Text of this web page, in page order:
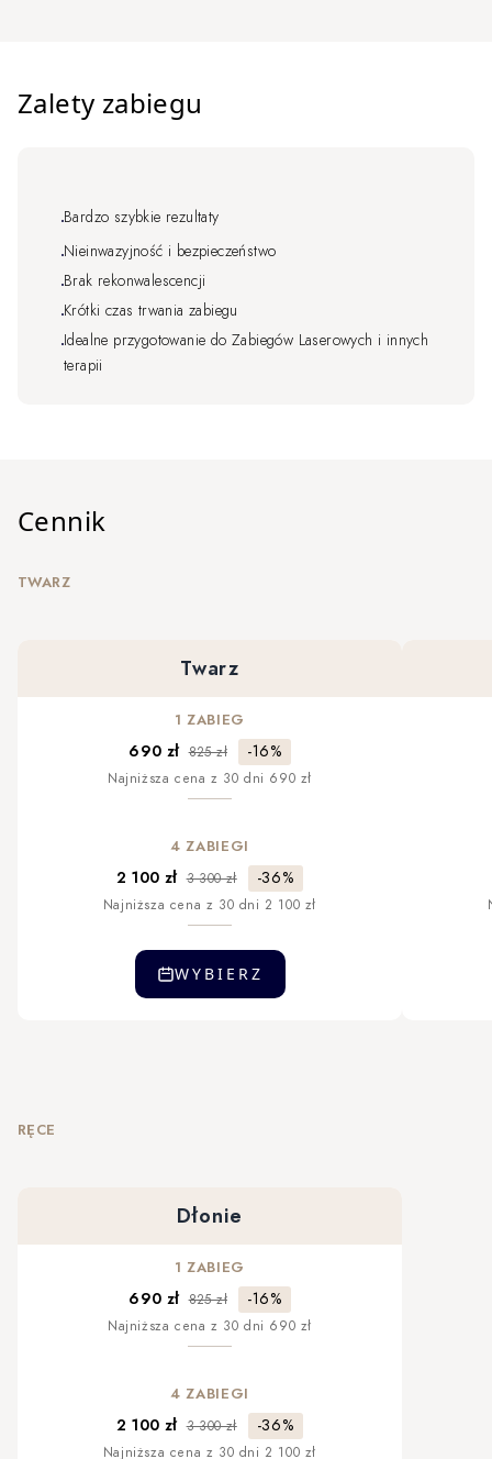
Zalety zabiegu
Bardzo szybkie rezultaty
Nieinwazyjność i bezpieczeństwo
Brak rekonwalescencji
Krótki czas trwania zabiegu
Idealne przygotowanie do Zabiegów Laserowych i innych
terapii
Cennik
TWARZ
Twarz
1 ZABIEG
690 zł 825 zł -16%
Najniższa cena z 30 dni 690 zł
4 ZABIEGI
2 100 zł 3 300 zł -36%
Najniższa cena z 30 dni 2 100 zł
WYBIERZ
RĘCE
Dłonie
1 ZABIEG
690 zł 825 zł -16%
Najniższa cena z 30 dni 690 zł
4 ZABIEGI
2 100 zł 3 300 zł -36%
Najniższa cena z 30 dni 2 100 zł